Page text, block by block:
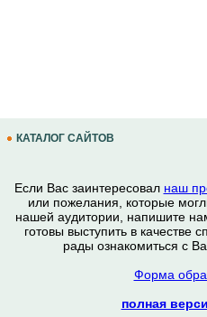
КАТАЛОГ САЙТОВ
Если Вас заинтересовал наш
или пожелания, которые
нашей аудитории, напишите
готовы выступить в качестве
рады ознакомиться с
Форма
полная